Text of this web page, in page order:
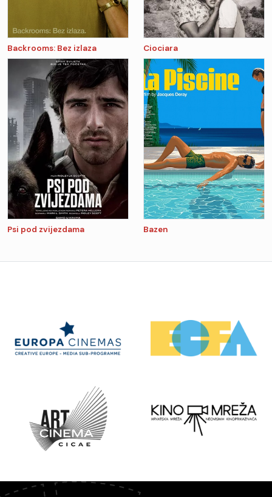
Backrooms: Bez izlaza Ciociara
Psi pod zvijezdama Bazen